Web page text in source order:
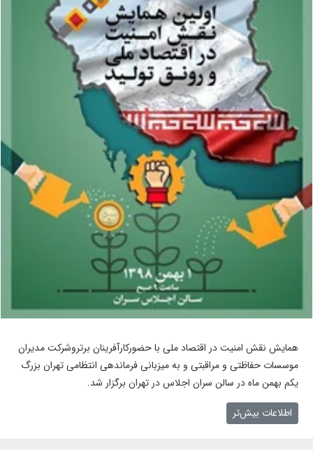
همایش نقش امنیت در اقتصاد ملی با حضورکارآفرینان برتروشرکت مدیران
موسسات حفاظتی و مراقبتی و به میزبانی فرماندهی انتظامی تهران بزرگ
یکم بهمن ماه در سالن سران اجلاس در تهران برگزار شد.
اطلاعات بیش‌تر